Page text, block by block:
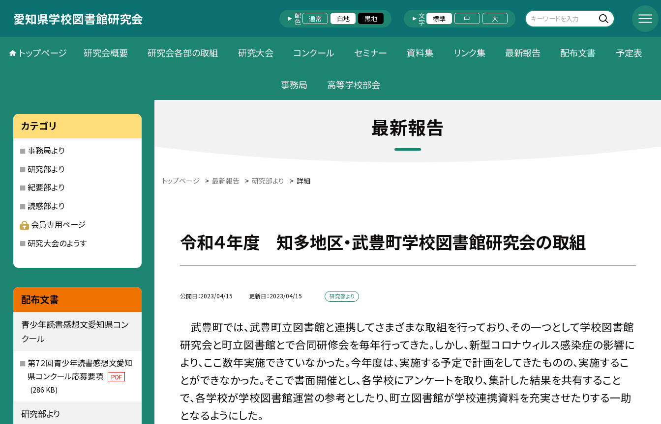
愛知県学校図書館研究会 配色 通常 白地 黒地 文字 標準 中 大
トップページ 研究会概要 研究会各部の取組 研究大会 コンクール セミナー 資料集 リンク集 最新報告 配布文書 予定表
事務局 高等学校部会
最新報告
トップページ > 最新報告 > 研究部より > 詳細
令和４年度 知多地区・武豊町学校図書館研究会の取組
公開日 2023/04/15 更新日 2023/04/15 研究部より
武豊町では、武豊町立図書館と連携してさまざまな取組を行っており、その一つとして学校図書館
研究会と町立図書館とで合同研修会を毎年行ってきた。しかし、新型コロナウィルス感染症の影響に
より、ここ数年実施できていなかった。今年度は、実施する予定で計画をしてきたものの、実施するこ
とができなかった。そこで書面開催とし、各学校にアンケートを取り、集計した結果を共有すること
で、各学校が学校図書館運営の参考としたり、町立図書館が学校連携資料を充実させたりする一助
となるようにした。
カテゴリ
事務局より
研究部より
紀要部より
読感部より
会員専用ページ
研究大会のようす
配布文書
青少年読書感想文愛知県コン
クール
第7２回青少年読書感想文愛知
県コンクール応募要項
PDF
(286 KB)
研究部より